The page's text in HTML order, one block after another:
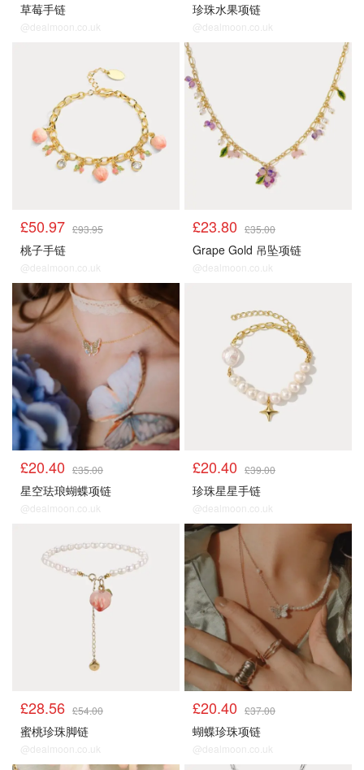
草莓手链
@dealmoon.co.uk
珍珠水果项链
@dealmoon.co.uk
£50.97 £93.95
桃子手链
@dealmoon.co.uk
顺手买1件
£23.80 £35.00
Grape Gold 吊坠项链
@dealmoon.co.uk
顺手买1件
£20.40 £35.00
星空珐琅蝴蝶项链
@dealmoon.co.uk
£20.40 £39.00
珍珠星星手链
@dealmoon.co.uk
£28.56 £54.00
蜜桃珍珠脚链
@dealmoon.co.uk
顺手买1件
£20.40 £37.00
蝴蝶珍珠项链
@dealmoon.co.uk